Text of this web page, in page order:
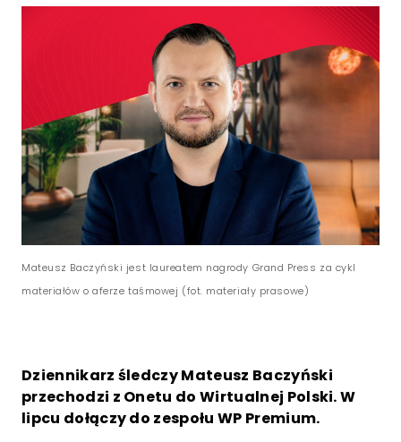
Mateusz Baczyński jest laureatem nagrody Grand Press za cykl
materiałów o aferze taśmowej (fot. materiały prasowe)
Dziennikarz śledczy Mateusz Baczyński
przechodzi z Onetu do Wirtualnej Polski. W
lipcu dołączy do zespołu WP Premium.